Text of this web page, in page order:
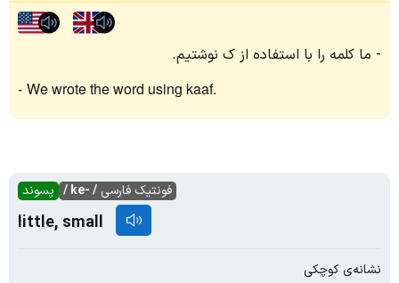
ما کلمه را با استفاده از ک نوشتیم.
We wrote the word using kaaf.
پسوند فونتیک فارسی / -ke /
little, small
نشانه‌ی کوچکی